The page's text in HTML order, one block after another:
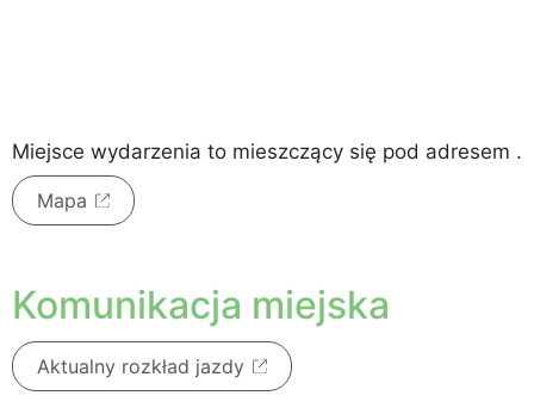
Miejsce wydarzenia to mieszczący się pod adresem .
Mapa
Komunikacja miejska
Aktualny rozkład jazdy